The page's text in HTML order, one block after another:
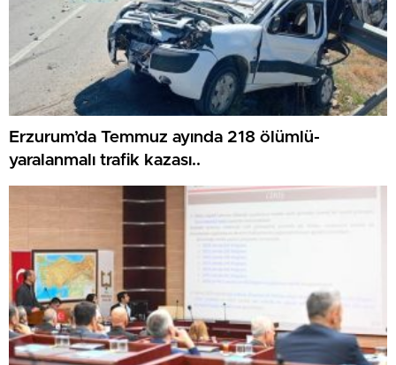
Erzurum’da Temmuz ayında 218 ölümlü-
yaralanmalı trafik kazası..